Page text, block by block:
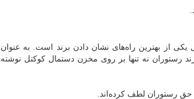
یکی از بهترین راه‌های نشان دادن برند است. به عنوان
رستوران نه تنها بر روی مخزن دستمال کوکتل نوشته
حق رستوران لطف کرده‌اند.